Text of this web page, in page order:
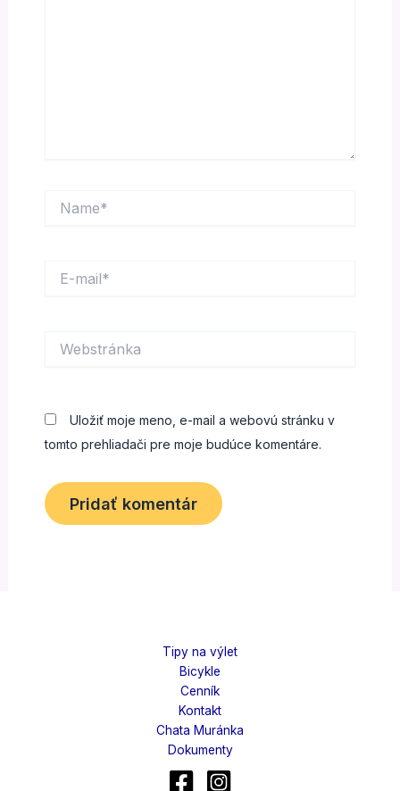
mail*
Uložiť moje meno, e-mail a webovú stránku v
tomto prehliadači pre moje budúce komentáre.
Tipy na výlet
Bicykle
Cenník
Kontakt
Chata Muránka
Dokumenty